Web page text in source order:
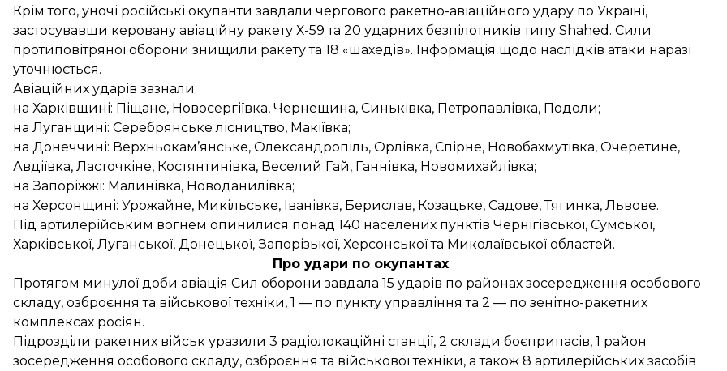
Крім того, уночі російські окупанти завдали чергового ракетно-авіаційного удару по Україні,
застосувавши керовану авіаційну ракету Х-59 та 20 ударних безпілотників типу Shahed. Сили
протиповітряної оборони знищили ракету та 18 «шахедів». Інформація щодо наслідків атаки наразі
уточнюється.
Авіаційних ударів зазнали:
на Харківщині: Піщане, Новосергіївка, Чернещина, Синьківка, Петропавлівка, Подоли;
на Луганщині: Серебрянське лісництво, Макіївка;
на Донеччині: Верхньокам’янське, Олександропіль, Орлівка, Спірне, Новобахмутівка, Очеретине,
Авдіївка, Ласточкіне, Костянтинівка, Веселий Гай, Ганнівка, Новомихайлівка;
на Запоріжжі: Малинівка, Новоданилівка;
на Херсонщині: Урожайне, Микільське, Іванівка, Берислав, Козацьке, Садове, Тягинка, Львове.
Під артилерійським вогнем опинилися понад 140 населених пунктів Чернігівської, Сумської,
Харківської, Луганської, Донецької, Запорізької, Херсонської та Миколаївської областей.
Про удари по окупантах
Протягом минулої доби авіація Сил оборони завдала 15 ударів по районах зосередження особового
складу, озброєння та військової техніки, 1 — по пункту управління та 2 — по зенітно-ракетних
комплексах росіян.
Підрозділи ракетних військ уразили 3 радіолокаційні станції, 2 склади боєприпасів, 1 район
зосередження особового складу, озброєння та військової техніки, а також 8 артилерійських засобів